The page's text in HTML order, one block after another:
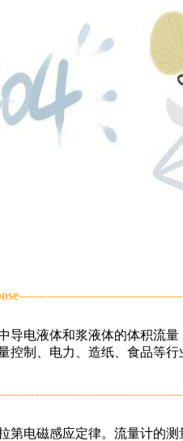
导电液体和浆液体的体积流
控制、电力、造纸、食品等
第电磁感应定律。流量计的